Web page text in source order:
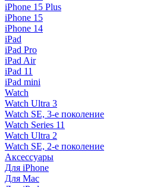
iPhone 15 Plus
iPhone 15
iPhone 14
iPad
iPad Pro
iPad Air
iPad 11
iPad mini
Watch
Watch Ultra 3
Watch SE, 3-е поколение
Watch Series 11
Watch Ultra 2
Watch SE, 2-е поколение
Аксессуары
Для iPhone
Для Mac